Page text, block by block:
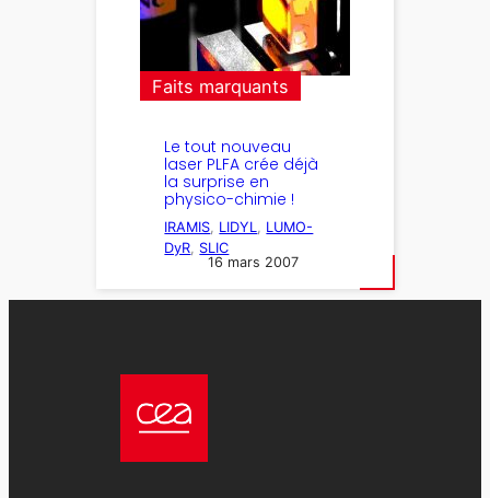
Faits marquants
Le tout nouveau
laser PLFA crée déjà
la surprise en
physico-chimie !
IRAMIS LIDYL
LUMO-
DyR SLIC
16 mars 2007